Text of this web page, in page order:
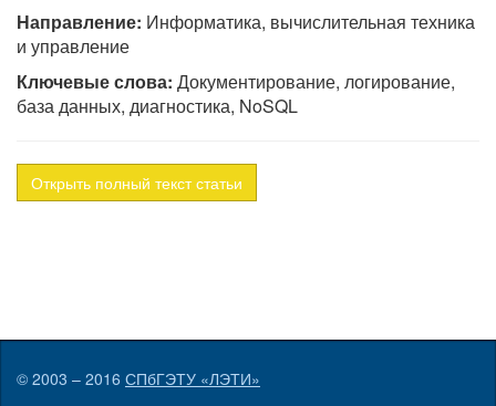
Направление: Информатика, вычислительная техника
и управление
Ключевые слова: Документирование, логирование,
база данных, диагностика, NoSQL
Открыть полный текст статьи
© 2003 – 2016 СПбГЭТУ «ЛЭТИ»